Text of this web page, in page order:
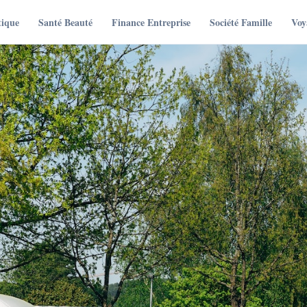
Santé Beauté Finance Entreprise Société Famille